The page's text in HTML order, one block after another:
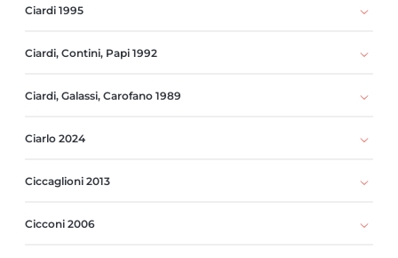
Ciardi 1995
Ciardi, Contini, Papi 1992
Ciardi, Galassi, Carofano 1989
Ciarlo 2024
Ciccaglioni 2013
Cicconi 2006